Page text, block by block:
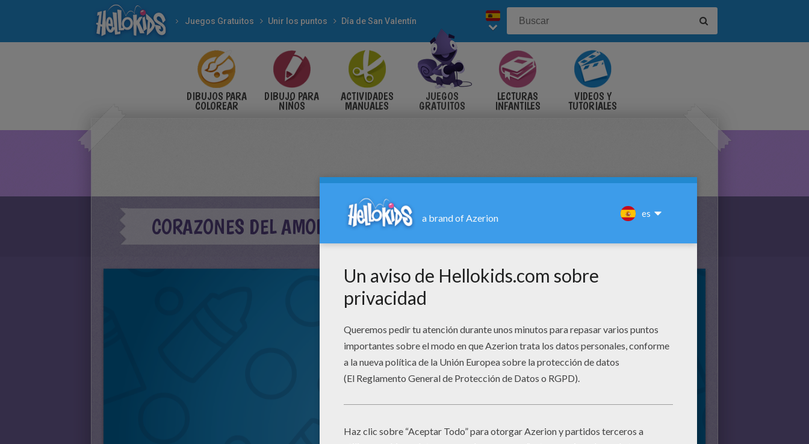
Juegos Gratuitos Unir los puntos Día de San Valentín
DIBUJOS PARA
COLOREAR
DIBUJO PARA
NIÑOS
ACTIVIDADES
MANUALES
JUEGOS
GRATUITOS
LECTURAS
INFANTILES
VIDEOS Y
TUTORIALES
CORAZONES DEL AMOR